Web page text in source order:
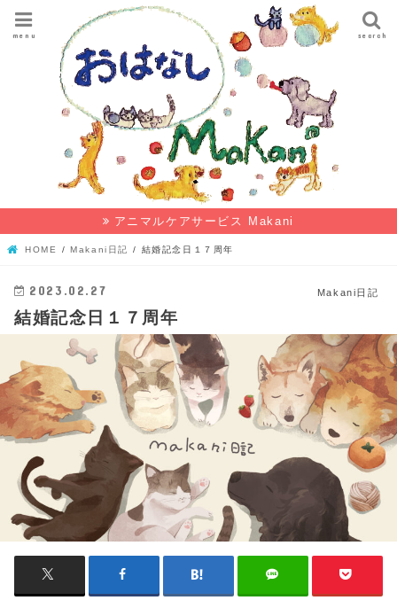
search
menu
アニマルケアサービス Makani
HOME Makani日記 結婚記念日１７周年
Makani日記
2023.02.27
結婚記念日１７周年